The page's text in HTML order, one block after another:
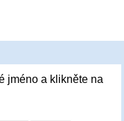
jméno a klikněte na